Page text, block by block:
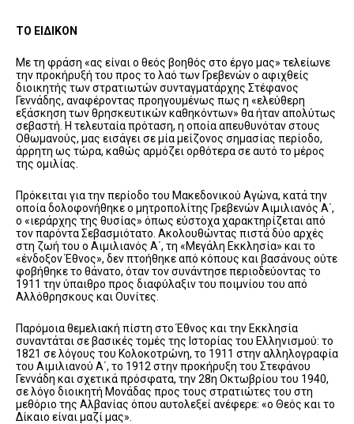
ΤΟ ΕΙΔΙΚΟΝ
Με τη φράση «ας είναι ο θεός βοηθός στο έργο μας» τελείωνε
την προκήρυξή του προς το λαό των Γρεβενών ο αφιχθείς
διοικητής των στρατιωτών συνταγματάρχης Στέφανος
Γεννάδης, αναφέροντας προηγουμένως πως η «ελεύθερη
εξάσκηση των θρησκευτικών καθηκόντων» θα ήταν απολύτως
σεβαστή. Η τελευταία πρόταση, η οποία απευθυνόταν στους
Οθωμανούς, μας εισάγει σε μία μείζονος σημασίας περίοδο,
άρρητη ως τώρα, καθώς αρμόζει ορθότερα σε αυτό το μέρος
της ομιλίας.
Πρόκειται για την περίοδο του Μακεδονικού Αγώνα, κατά την
οποία δολοφονήθηκε ο μητροπολίτης Γρεβενών Αιμιλιανός Α΄,
ο «ιεράρχης της θυσίας» όπως εύστοχα χαρακτηρίζεται από
τον παρόντα Σεβασμιότατο. Ακολουθώντας πιστά δύο αρχές
στη ζωή του ο Αιμιλιανός Α΄, τη «Μεγάλη Εκκλησία» και το
«ένδοξον Έθνος», δεν πτοήθηκε από κόπους και βασάνους ούτε
φοβήθηκε το θάνατο, όταν τον συνάντησε περιοδεύοντας το
1911 την ύπαιθρο προς διαφύλαξιν του ποιμνίου του από
Αλλόθρησκους και Ουνίτες.
Παρόμοια θεμελιακή πίστη στο Έθνος και την Εκκλησία
συναντάται σε βασικές τομές της Ιστορίας του Ελληνισμού: το
1821 σε λόγους του Κολοκοτρώνη, το 1911 στην αλληλογραφία
του Αιμιλιανού Α΄, το 1912 στην προκήρυξη του Στεφάνου
Γεννάδη και σχετικά πρόσφατα, την 28η Οκτωβρίου του 1940,
σε λόγο διοικητή Μονάδας προς τους στρατιώτες του στη
μεθόριο της Αλβανίας όπου αυτολεξεί ανέφερε: «ο Θεός και το
Δίκαιο είναι μαζί μας».